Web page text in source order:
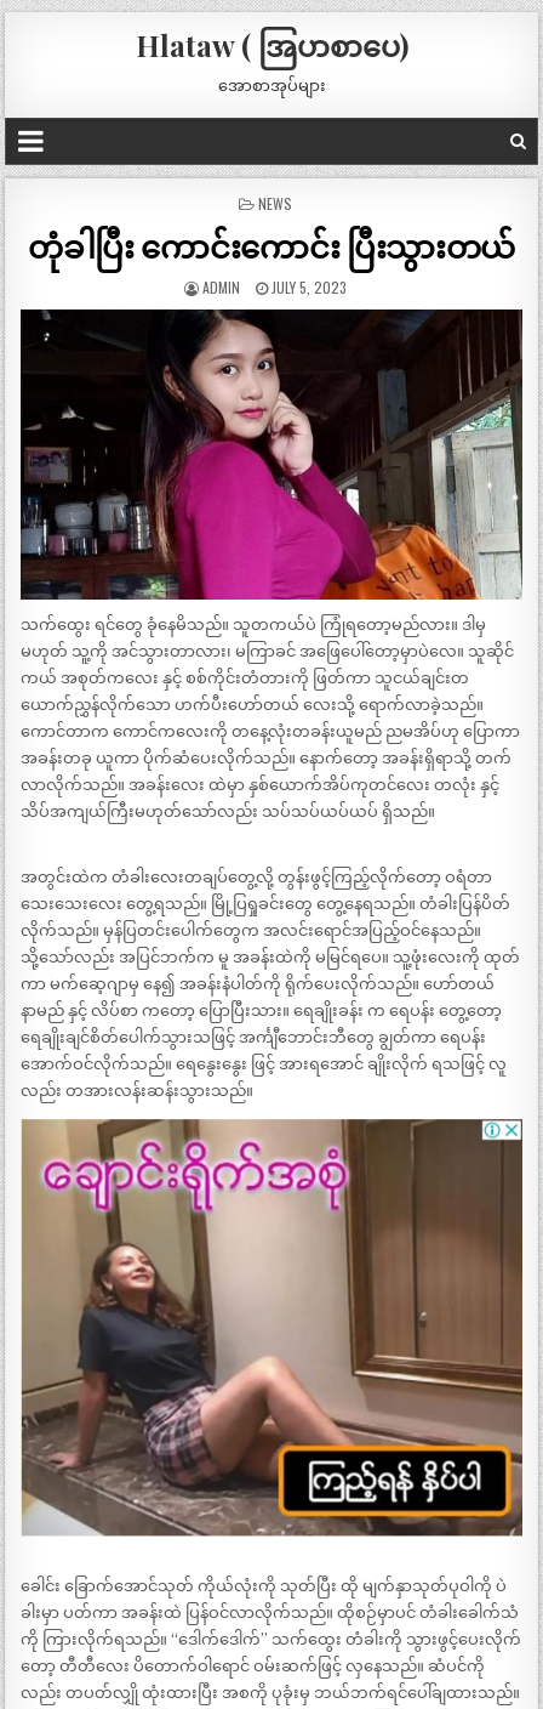
Hlataw ( အြပာစာပေ)
အောစာအုပ်များ
POSTED
NEWS
တုံခါပြီး ကောင်းကောင်း ပြီးသွားတယ်
ADMIN JULY 5, 2023
သက်ထွေး ရင်တွေ ခုံနေမိသည်။ သူတကယ်ပဲ ကြုံရတော့မည်လား။ ဒါမှ
မဟုတ် သူ့ကို အင်သွားတာလား၊ မကြာခင် အဖြေပေါ်တော့မှာပဲလေ။ သူဆိုင်
ကယ် အစုတ်ကလေး နှင့် စစ်ကိုင်းတံတားကို ဖြတ်ကာ သူငယ်ချင်းတ
ယောက်ညွှန်လိုက်သော ဟက်ပီးဟော်တယ် လေးသို့ ရောက်လာခဲ့သည်။
ကောင်တာက ကောင်ကလေးကို တနေ့လုံးတခန်းယူမည် ညမအိပ်ဟု ပြောကာ
အခန်းတခု ယူကာ ပိုက်ဆံပေးလိုက်သည်။ နောက်တော့ အခန်းရှိရာသို့ တက်
လာလိုက်သည်။ အခန်းလေး ထဲမှာ နှစ်ယောက်အိပ်ကုတင်လေး တလုံး နှင့်
သိပ်အကျယ်ကြီးမဟုတ်သော်လည်း သပ်သပ်ယပ်ယပ် ရှိသည်။
အတွင်းထဲက တံခါးလေးတချပ်တွေ့လို့ တွန်းဖွင့်ကြည့်လိုက်တော့ ဝရံတာ
သေးသေးလေး တွေ့ရသည်။ မြို့ပြရှုခင်းတွေ တွေ့နေရသည်။ တံခါးပြန်ပိတ်
လိုက်သည်။ မှန်ပြတင်းပေါက်တွေက အလင်းရောင်အပြည့်ဝင်နေသည်။
သို့သော်လည်း အပြင်ဘက်က မူ အခန်းထဲကို မမြင်ရပေ။ သူ့ဖုံးလေးကို ထုတ်
ကာ မက်ဆေ့ဂျာမှ နေ၍ အခန်းနံပါတ်ကို ရိုက်ပေးလိုက်သည်။ ဟော်တယ်
နာမည် နှင့် လိပ်စာ ကတော့ ပြောပြီးသား။ ရေချိုးခန်း က ရေပန်း တွေ့တော့
ရေချိုးချင်စိတ်ပေါက်သွားသဖြင့် အင်္ကျီဘောင်းဘီတွေ ချွတ်ကာ ရေပန်း
အောက်ဝင်လိုက်သည်။ ရေနွေးနွေး ဖြင့် အားရအောင် ချိုးလိုက် ရသဖြင့် လူ
လည်း တအားလန်းဆန်းသွားသည်။
ခေါင်း ခြောက်အောင်သုတ် ကိုယ်လုံးကို သုတ်ပြီး ထို မျက်နှာသုတ်ပုဝါကို ပဲ
ခါးမှာ ပတ်ကာ အခန်းထဲ ပြန်ဝင်လာလိုက်သည်။ ထိုစဉ်မှာပင် တံခါးခေါက်သံ
ကို ကြားလိုက်ရသည်။ “ဒေါက်ဒေါက်” သက်ထွေး တံခါးကို သွားဖွင့်ပေးလိုက်
တော့ တီတီလေး ပိတောက်ဝါရောင် ဝမ်းဆက်ဖြင့် လှနေသည်။ ဆံပင်ကို
လည်း တပတ်လျှို ထုံးထားပြီး အစကို ပုခုံးမှ ဘယ်ဘက်ရင်ပေါ်ချထားသည်။